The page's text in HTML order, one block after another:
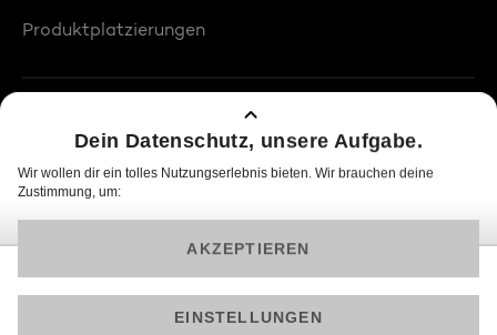
Produktplatzierungen
© 2026 ProSiebenSat.1 PULS 4 GmbH
Am besten läuft Joyn in der App!